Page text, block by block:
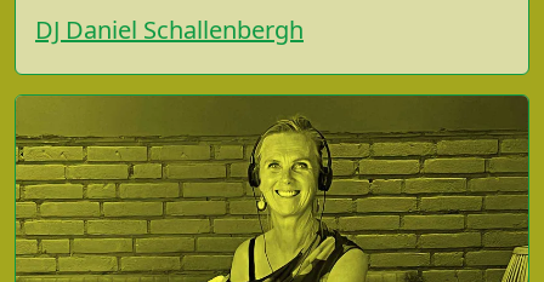
DJ Daniel Schallenbergh